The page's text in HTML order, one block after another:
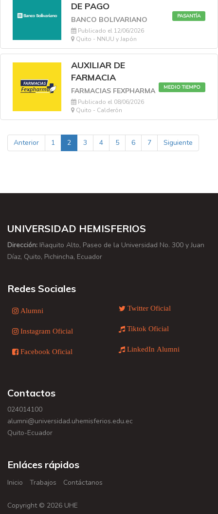
DE PAGO
BANCO BOLIVARIANO
Publicado el 12/06/2026
Quito - NNUU y Japón
PASANTÍA
AUXILIAR DE
FARMACIA
FARMACIAS FEXPHARMA
Publicado el 08/06/2026
Quito - Calderón
MEDIO TIEMPO
Anterior 1 2 3 4 5 6 7 Siguiente
UNIVERSIDAD HEMISFERIOS
Dirección: Iñaquito Alto, Paseo de la Universidad No. 300 y Juan
Díaz, Quito, Pichincha, Ecuador
Redes Sociales
Alumni
Instagram Oficial
Facebook Oficial
Twitter Oficial
Tiktok Oficial
LinkedIn Alumni
Contactos
024014100
alumni@universidad.uhemisferios.edu.ec
Quito-Ecuador
Enláces rápidos
Inicio Trabajos Contáctanos
Copyright © 2026 UHE